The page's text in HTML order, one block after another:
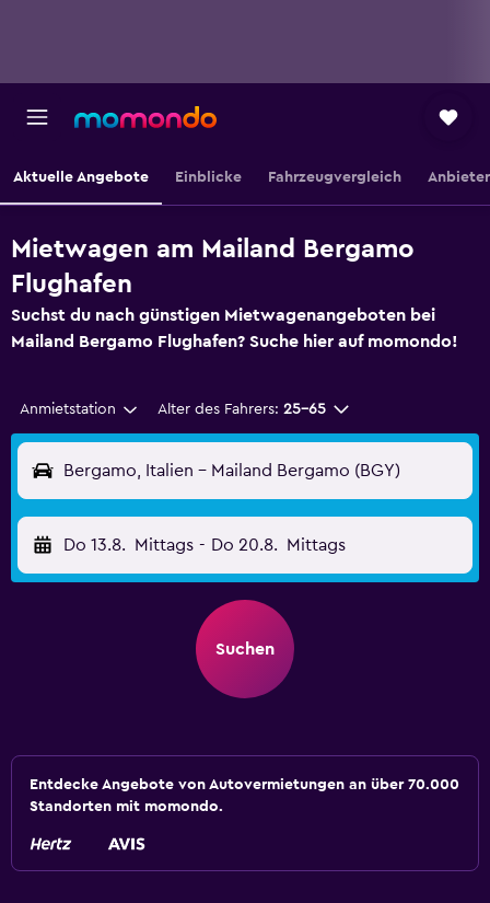
Aktuelle Angebote Einblicke Fahrzeugvergleich
Mietwagen am Mailand Bergamo
Flughafen
Suchst du nach günstigen Mietwagenangeboten bei
Mailand Bergamo Flughafen? Suche hier auf momondo!
Anmietstation Alter des Fahrers: 25-65
Bergamo, Italien - Mailand Bergamo (BGY)
Do 13.8. Mittags - Do 20.8. Mittags
Suchen
Entdecke Angebote von Autovermietungen an über 70.000
Standorten mit momondo.